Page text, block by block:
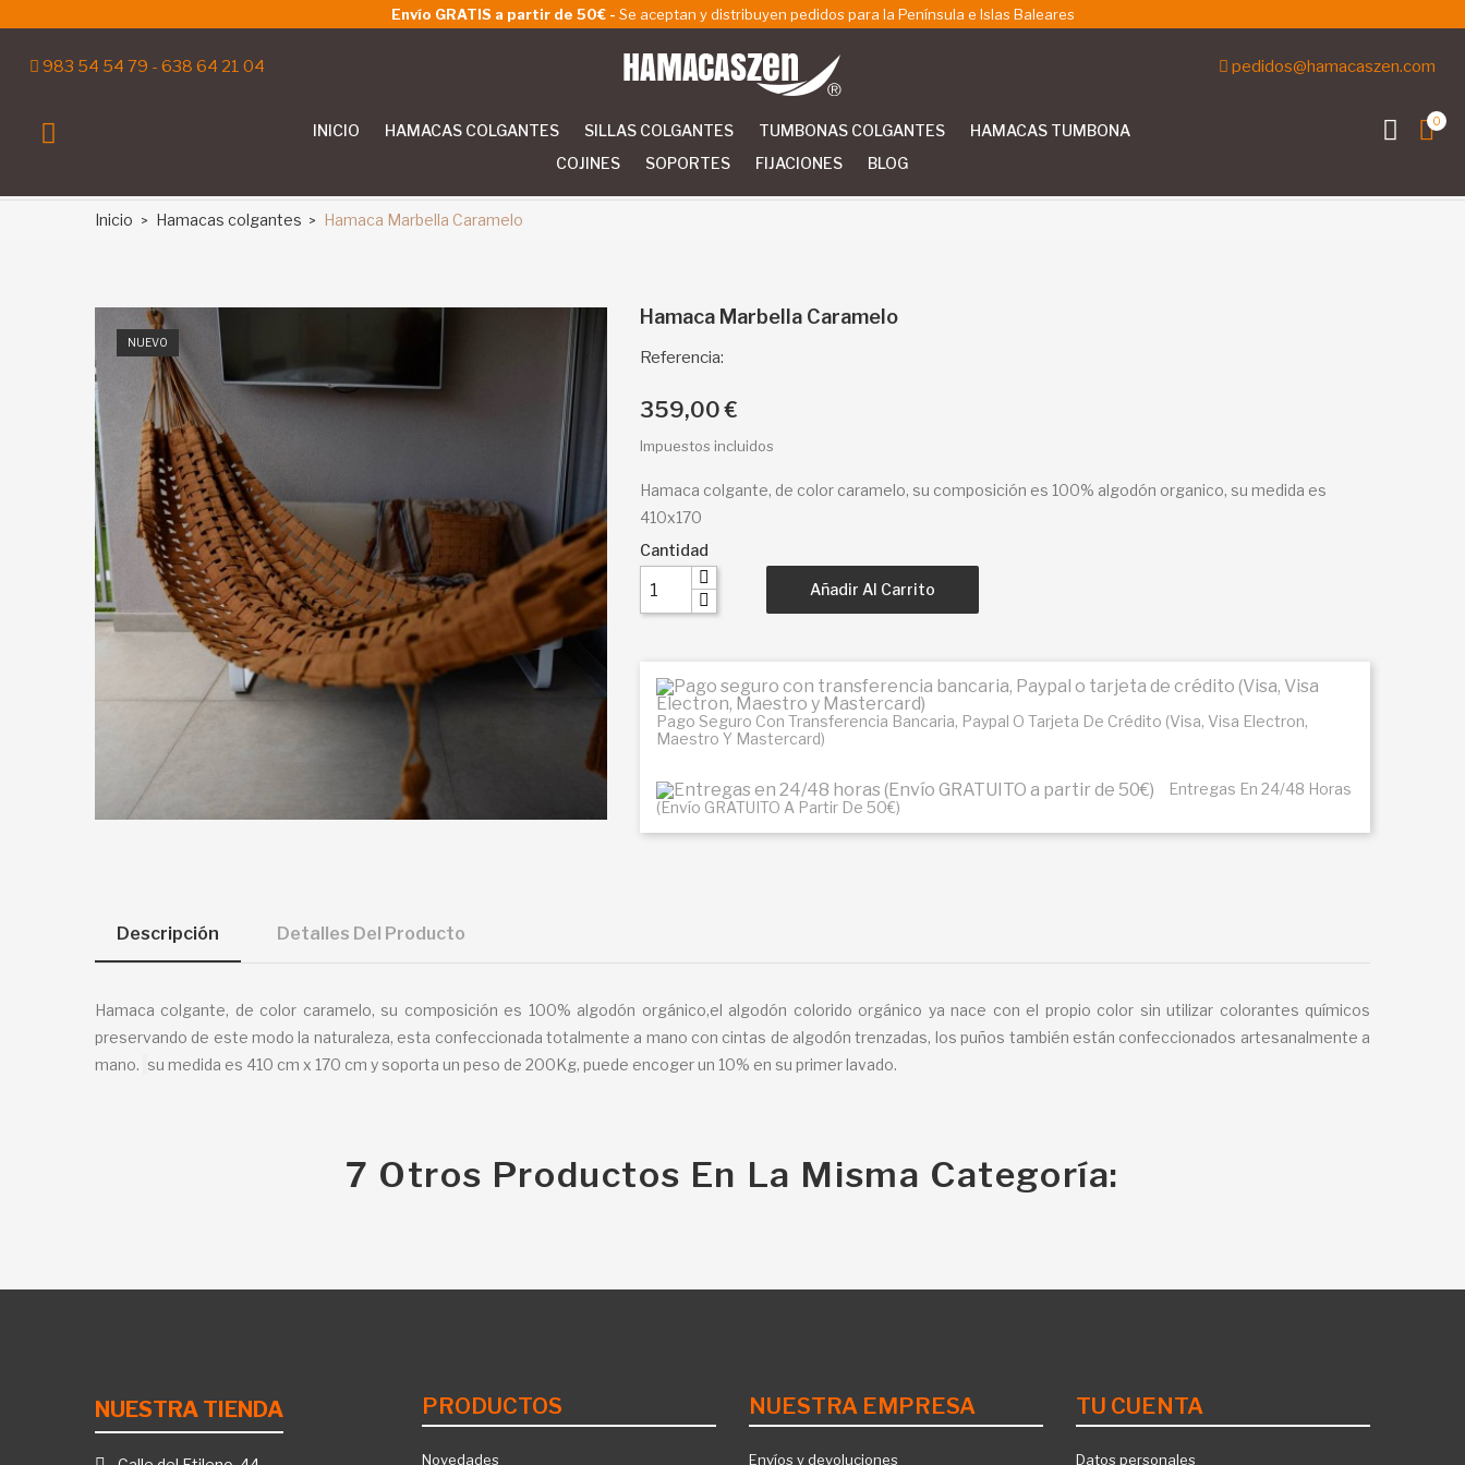
Envío GRATIS a partir de 50€ - Se aceptan y distribuyen pedidos para la Península e Islas Baleares
983 54 54 79 - 638 64 21 04 pedidos@hamacaszen.com
INICIO HAMACAS COLGANTES SILLAS COLGANTES TUMBONAS COLGANTES
HAMACAS TUMBONA
COJINES
SOPORTES FIJACIONES BLOG
0
Inicio Hamacas colgantes Hamaca Marbella Caramelo
NUEVO
Hamaca Marbella Caramelo
Referencia:
359,00 €
Impuestos incluidos
Hamaca colgante, de color caramelo, su composición es 100% algodón organico, su medida es
410x170
Cantidad
Añadir Al Carrito
Pago Seguro Con Transferencia Bancaria, Paypal O Tarjeta De Crédito (Visa, Visa Electron,
Maestro Y Mastercard)
Entregas En 24/48 Horas
(Envío GRATUITO A Partir De 50€)
Descripción Detalles Del Producto
Hamaca colgante, de color caramelo, su composición es 100% algodón orgánico,el algodón colorido orgánico ya nace con el propio color sin utilizar colorantes químicos
preservando de este modo la naturaleza, esta confeccionada totalmente a mano con cintas de algodón trenzadas, los puños también están confeccionados artesanalmente a
mano. su medida es 410 cm x 170 cm y soporta un peso de 200Kg, puede encoger un 10% en su primer lavado.
7 Otros Productos En La Misma Categoría:
NUESTRA TIENDA PRODUCTOS
Novedades
NUESTRA EMPRESA
Envíos y devoluciones
TU CUENTA
Datos personales